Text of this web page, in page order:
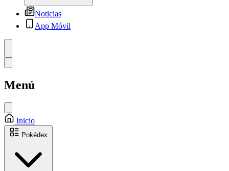
Noticias
App Móvil
Menú
Inicio